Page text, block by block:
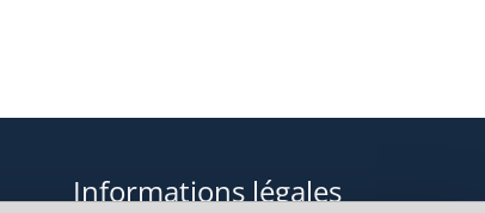
Informations légales